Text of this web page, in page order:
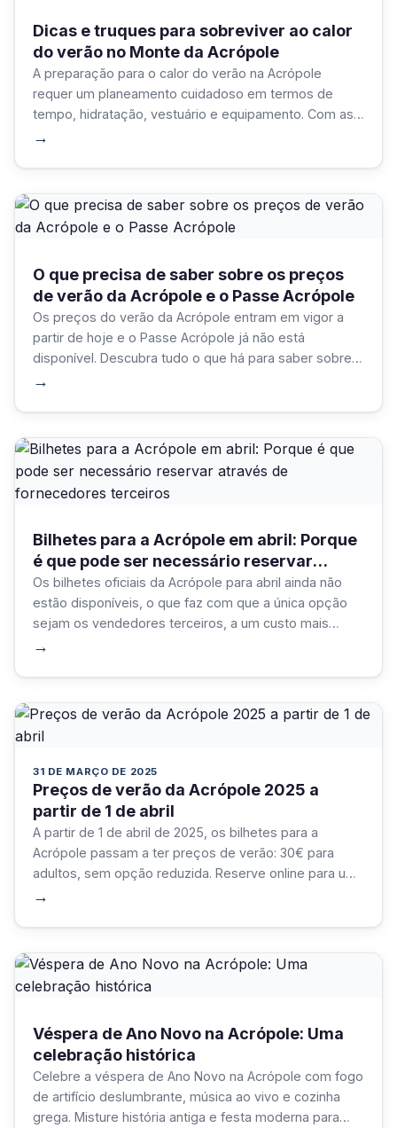
Dicas e truques para sobreviver ao calor
do verão no Monte da Acrópole
A preparação para o calor do verão na Acrópole
requer um planeamento cuidadoso em termos de
tempo, hidratação, vestuário e equipamento. Com as
estratégias e o equipamento corretos, os visitantes
→
O que precisa de saber sobre os preços
de verão da Acrópole e o Passe Acrópole
Os preços do verão da Acrópole entram em vigor a
partir de hoje e o Passe Acrópole já não está
disponível. Descubra tudo o que há para saber sobre
→
Bilhetes para a Acrópole em abril: Porque
é que pode ser necessário reservar
através de fornecedores terceiros
Os bilhetes oficiais da Acrópole para abril ainda não
estão disponíveis, o que faz com que a única opção
sejam os vendedores terceiros, a um custo mais
→
31 DE MARÇO DE 2025
Preços de verão da Acrópole 2025 a
partir de 1 de abril
A partir de 1 de abril de 2025, os bilhetes para a
Acrópole passam a ter preços de verão: 30€ para
adultos, sem opção reduzida. Reserve online para uma
→
Véspera de Ano Novo na Acrópole: Uma
celebração histórica
Celebre a véspera de Ano Novo na Acrópole com fogo
de artifício deslumbrante, música ao vivo e cozinha
grega. Misture história antiga e festa moderna para